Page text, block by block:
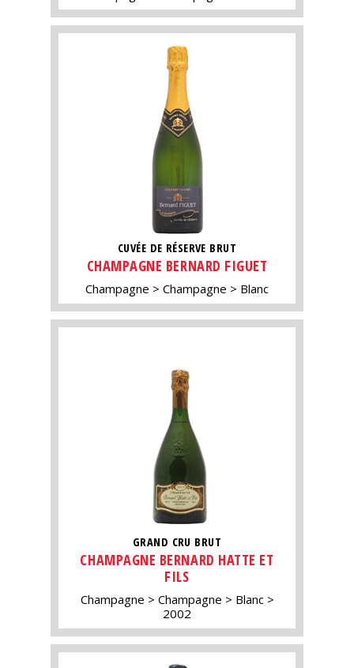
CUVÉE DE RÉSERVE BRUT
CHAMPAGNE BERNARD FIGUET
Champagne Champagne Blanc
GRAND CRU BRUT
CHAMPAGNE BERNARD HATTE ET
FILS
Champagne Champagne
Blanc
2002